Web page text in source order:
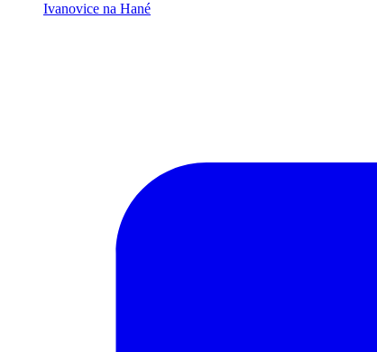
Ivanovice na Hané